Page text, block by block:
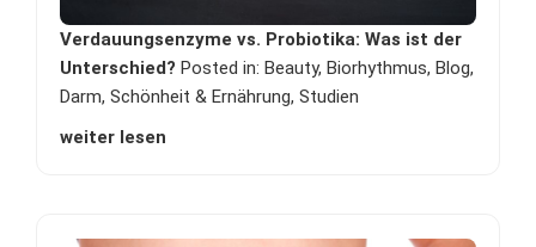
Verdauungsenzyme vs. Probiotika: Was ist der
Unterschied? Posted in: Beauty,Biorhythmus,Blog,
Darm,Schönheit & Ernährung,Studien
weiter lesen